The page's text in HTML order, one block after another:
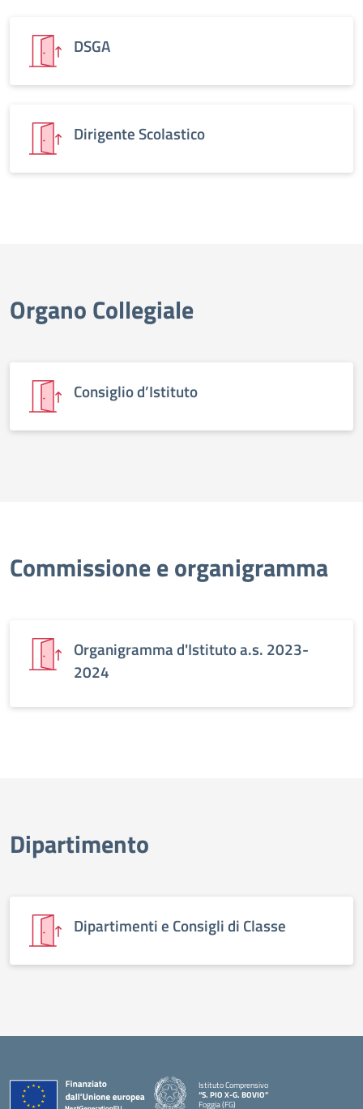
DSGA
Dirigente Scolastico
Organo Collegiale
Consiglio d’Istituto
Commissione e organigramma
Organigramma d'Istituto a.s. 2023-
2024
Dipartimento
Dipartimenti e Consigli di Classe
Istituto Comprensivo
“S. PIO X-G. BOVIO”
Foggia (FG)